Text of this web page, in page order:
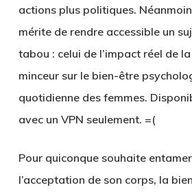
actions plus politiques.
mérite de rendre accessible un
tabou : celui de l’impact réel de
minceur sur le bien-être
quotidienne des femmes.
avec un VPN seulement. =(
Pour quiconque souhaite
l’acceptation de son corps, la